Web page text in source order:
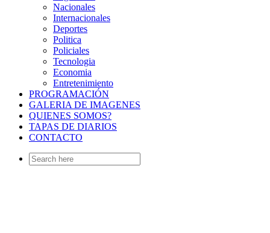
Nacionales
Internacionales
Deportes
Politica
Policiales
Tecnologia
Economia
Entretenimiento
PROGRAMACIÓN
GALERIA DE IMAGENES
QUIENES SOMOS?
TAPAS DE DIARIOS
CONTACTO
Search
for: